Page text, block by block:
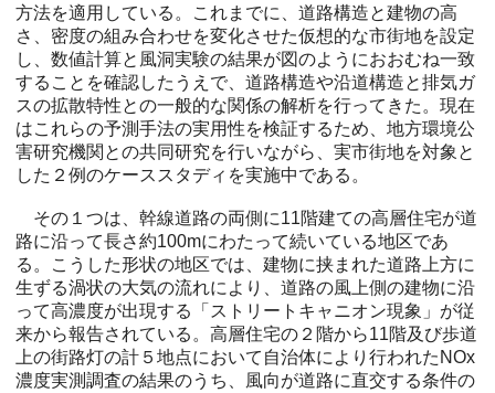
方法を適用している。これまでに、道路構造と建物の高
さ、密度の組み合わせを変化させた仮想的な市街地を設定
し、数値計算と風洞実験の結果が図のようにおおむね一致
することを確認したうえで、道路構造や沿道構造と排気ガ
スの拡散特性との一般的な関係の解析を行ってきた。現在
はこれらの予測手法の実用性を検証するため、地方環境公
害研究機関との共同研究を行いながら、実市街地を対象と
した２例のケーススタディを実施中である。
その１つは、幹線道路の両側に11階建ての高層住宅が道
路に沿って長さ約100mにわたって続いている地区であ
る。こうした形状の地区では、建物に挟まれた道路上方に
生ずる渦状の大気の流れにより、道路の風上側の建物に沿
って高濃度が出現する「ストリートキャニオン現象」が従
来から報告されている。高層住宅の２階から11階及び歩道
上の街路灯の計５地点において自治体により行われたNOx
濃度実測調査の結果のうち、風向が道路に直交する条件の